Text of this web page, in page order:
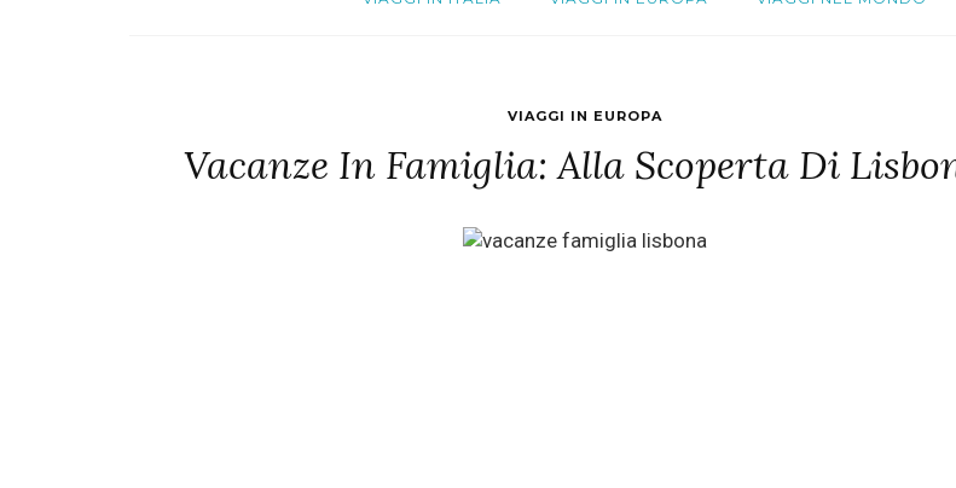
VIAGGI IN EUROPA
Vacanze In Famiglia: Alla Scoperta Di